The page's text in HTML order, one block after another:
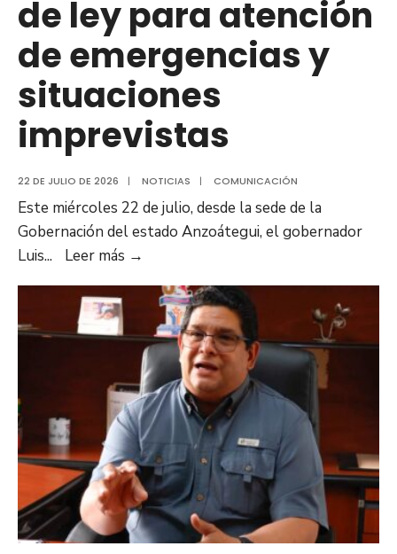
social
de ley para atención
de emergencias y
situaciones
imprevistas
22 DE JULIO DE 2026 | NOTICIAS | COMUNICACIÓN
Este miércoles 22 de julio, desde la sede de la
Gobernación del estado Anzoátegui, el gobernador
Luis... Leer más →
sociedad
civil
presentarán
ante
el
Cleanz
el
proyecto
de
ley
para